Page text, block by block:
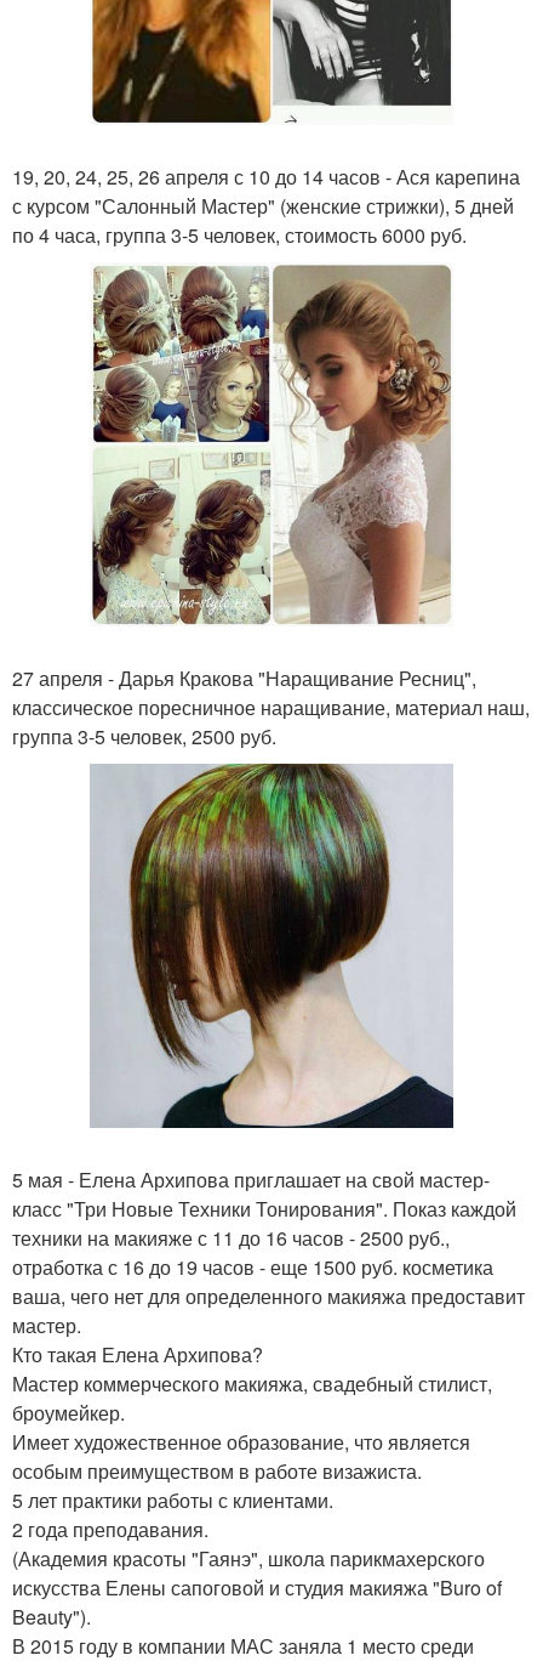
19, 20, 24, 25, 26 апреля с 10 до 14 часов - Ася карепина
с курсом "Салонный Мастер" (женские стрижки), 5 дней
по 4 часа, группа 3-5 человек, стоимость 6000 руб.
27 апреля - Дарья Кракова "Наращивание Ресниц",
классическое поресничное наращивание, материал наш,
группа 3-5 человек, 2500 руб.
5 мая - Елена Архипова приглашает на свой мастер-
класс "Три Новые Техники Тонирования". Показ каждой
техники на макияже с 11 до 16 часов - 2500 руб.,
отработка с 16 до 19 часов - еще 1500 руб. косметика
ваша, чего нет для определенного макияжа предоставит
мастер.
Кто такая Елена Архипова?
Мастер коммерческого макияжа, свадебный стилист,
броумейкер.
Имеет художественное образование, что является
особым преимуществом в работе визажиста.
5 лет практики работы с клиентами.
2 года преподавания.
(Академия красоты "Гаянэ", школа парикмахерского
искусства Елены сапоговой и студия макияжа "Buro of
Beauty").
В 2015 году в компании МАС заняла 1 место среди